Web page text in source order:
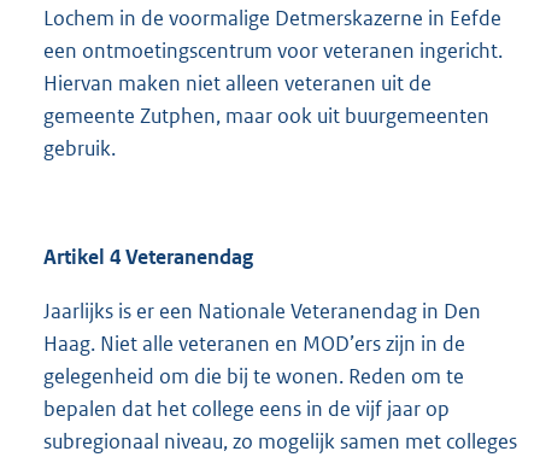
Lochem in de voormalige Detmerskazerne in Eefde
een ontmoetingscentrum voor veteranen ingericht.
Hiervan maken niet alleen veteranen uit de
gemeente Zutphen, maar ook uit buurgemeenten
gebruik.
Artikel 4 Veteranendag
Jaarlijks is er een Nationale Veteranendag in Den
Haag. Niet alle veteranen en MOD’ers zijn in de
gelegenheid om die bij te wonen. Reden om te
bepalen dat het college eens in de vijf jaar op
subregionaal niveau, zo mogelijk samen met colleges